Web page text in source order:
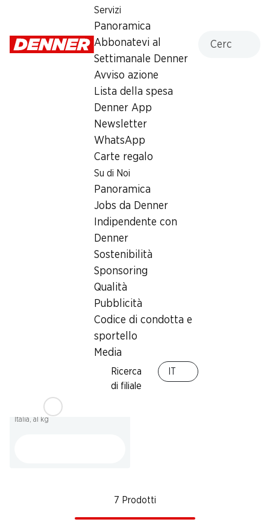
Servizi
Panoramica
Abbonatevi al
Settimanale Denner
Avviso azione
Lista della spesa
Denner App
Newsletter
WhatsApp
Carte regalo
Su di Noi
Panoramica
Jobs da Denner
Indipendente con
Denner
Sostenibilità
Sponsoring
Qualità
Pubblicità
Codice di condotta e
sportello
Media
Ricerca
di filiale
Lamponi Zucchine IP-SUISSE
ca. 500 g, al kg
Insalata mista Rustico
indicata sull’imballaggio, 200 g
1.79
Nettarine
sull’imballaggio, 1 kg
Uva bianca
Italia, al kg
7 Prodotti